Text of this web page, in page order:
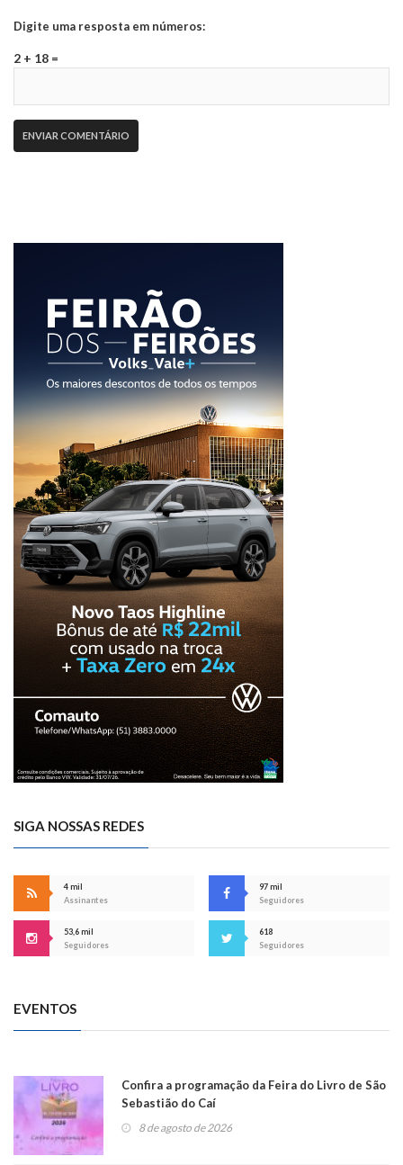
Digite uma resposta em números:
2 + 18 =
SIGA NOSSAS REDES
4 mil
Assinantes
97 mil
Seguidores
53,6 mil
Seguidores
618
Seguidores
EVENTOS
Confira a programação da Feira do Livro de São
Sebastião do Caí
8 de agosto de 2026